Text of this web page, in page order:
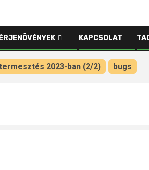
KAPCSOLAT
2023-ban (2/2) bugs